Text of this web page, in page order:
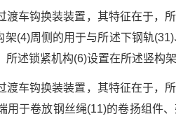
渡车钩换装装置，其特征在于，
架(4)周侧的用于与所述下钢轨
述锁紧机构(6)设置在所述竖构
渡车钩换装装置，其特征在于，
用于卷放钢丝绳(11)的卷扬组件